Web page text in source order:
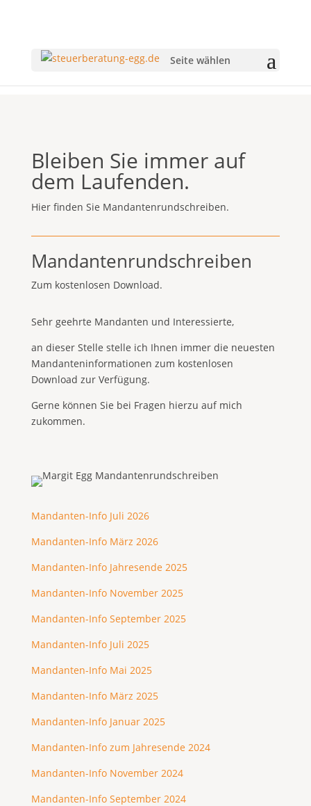
Seite wählen
Bleiben Sie immer auf
dem Laufenden.
Hier finden Sie Mandantenrundschreiben.
Mandantenrundschreiben
Zum kostenlosen Download.
Sehr geehrte Mandanten und Interessierte,
an dieser Stelle stelle ich Ihnen immer die neuesten
Mandanteninformationen zum kostenlosen
Download zur Verfügung.
Gerne können Sie bei Fragen hierzu auf mich
zukommen.
Mandanten-Info Juli 2026
Mandanten-Info März 2026
Mandanten-Info Jahresende 2025
Mandanten-Info November 2025
Mandanten-Info September 2025
Mandanten-Info Juli 2025
Mandanten-Info Mai 2025
Mandanten-Info März 2025
Mandanten-Info Januar 2025
Mandanten-Info zum Jahresende 2024
Mandanten-Info November 2024
Mandanten-Info September 2024